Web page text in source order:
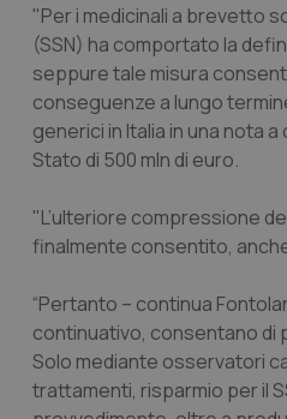
"Per i medicinali a brevetto
(SSN) ha comportato la
seppure tale misura
conseguenze a lungo
generici in Italia in una nota
Stato di 500 mln di euro.
"L’ulteriore compressione
finalmente consentito,
“Pertanto – continua
continuativo, consentano di
Solo mediante osservatori
trattamenti, risparmio per il